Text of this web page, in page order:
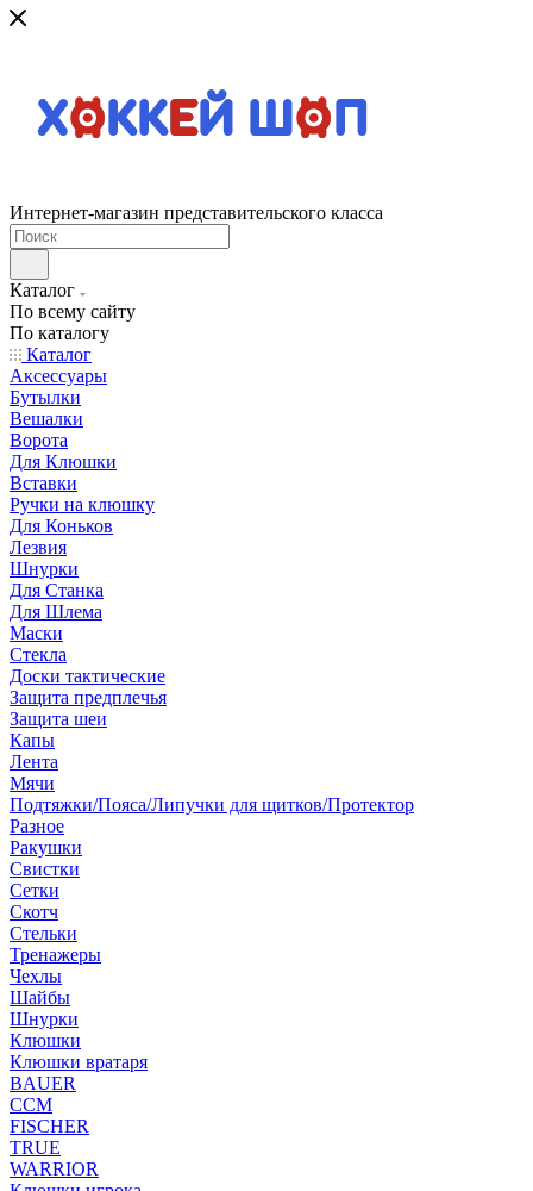
Интернет-магазин представительского класса
Каталог
По всему сайту
По каталогу
Каталог
Аксессуары
Бутылки
Вешалки
Ворота
Для Клюшки
Вставки
Ручки на клюшку
Для Коньков
Лезвия
Шнурки
Для Станка
Для Шлема
Маски
Стекла
Доски тактические
Защита предплечья
Защита шеи
Капы
Лента
Мячи
Подтяжки/Пояса/Липучки для щитков/Протектор
Разное
Ракушки
Свистки
Сетки
Скотч
Стельки
Тренажеры
Чехлы
Шайбы
Шнурки
Клюшки
Клюшки вратаря
BAUER
CCM
FISCHER
TRUE
WARRIOR